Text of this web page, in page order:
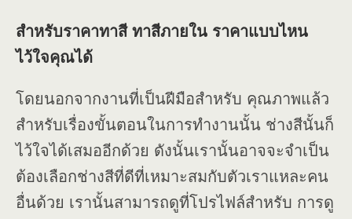
สำหรับราคาทาสี ทาสีภายใน ราคาแบบไหน
ไว้ใจคุณได้
โดยนอกจากงานที่เป็นฝีมือสำหรับ คุณภาพแล้ว
สำหรับเรื่องขั้นตอนในการทำงานนั้น ช่างสีนั้นก็
ไว้ใจได้เสมออีกด้วย ดังนั้นเรานั้นอาจจะจำเป็น
ต้องเลือกช่างสีที่ดีที่เหมาะสมกับตัวเราแหละคน
อื่นด้วย เรานั้นสามารถดูที่โปรไฟล์สำหรับ การดู